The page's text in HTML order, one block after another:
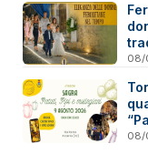
08/
08/